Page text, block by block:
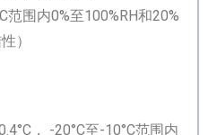
范围内0%至100%RH和20%
）
， -20°C至-10°C范围内